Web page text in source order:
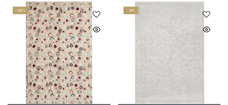
-20% -21%